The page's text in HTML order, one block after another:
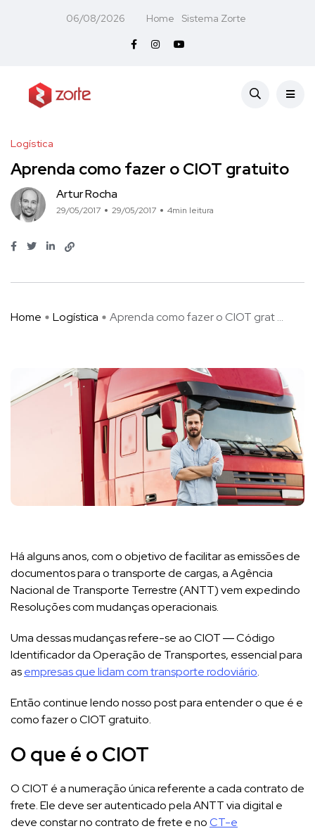
06/08/2026 Home Sistema Zorte
Logística
Aprenda como fazer o CIOT gratuito
Artur Rocha
29/05/2017 29/05/2017 4min leitura
Home Logística Aprenda como fazer o CIOT grat ...
Há alguns anos, com o objetivo de facilitar as emissões de
documentos para o transporte de cargas, a Agência
Nacional de Transporte Terrestre (ANTT) vem expedindo
Resoluções com mudanças operacionais.
Uma dessas mudanças refere-se ao CIOT ― Código
Identificador da Operação de Transportes, essencial para
asempresas que lidam com transporte rodoviário.
Então continue lendo nosso post para entender o que é e
como fazer o CIOT gratuito.
O que é o CIOT
O CIOT é a numeração única referente a cada contrato de
frete. Ele deve ser autenticado pela ANTT via digital e
deve constar no contrato de frete e noCT-e